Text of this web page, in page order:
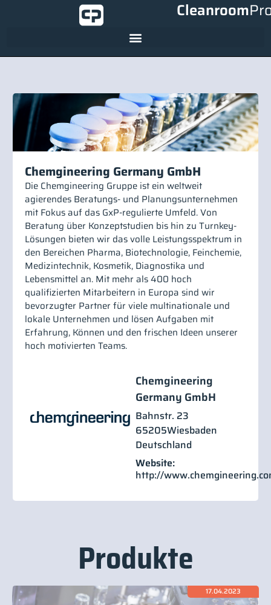
Cleanroom
Chemgineering Germany GmbH
Die Chemgineering Gruppe ist ein weltweit
agierendes Beratungs- und Planungsunternehmen
mit Fokus auf das GxP-regulierte Umfeld. Von
Beratung über Konzeptstudien bis hin zu Turnkey-
Lösungen bieten wir das volle Leistungsspektrum in
den Bereichen Pharma, Biotechnologie, Feinchemie,
Medizintechnik, Kosmetik, Diagnostika und
Lebensmittel an. Mit mehr als 400 hoch
qualifizierten Mitarbeitern in Europa sind wir
bevorzugter Partner für viele multinationale und
lokale Unternehmen und lösen Aufgaben mit
Erfahrung, Können und den frischen Ideen unserer
hoch motivierten Teams.
Chemgineering
Germany GmbH
Bahnstr. 23
65205Wiesbaden
Deutschland
Website:
http://
Produkte
17.04.2023